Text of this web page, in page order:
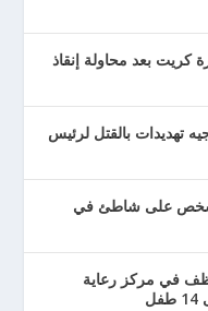
في جزيرة كريت بعد محاولة إنقاذ
تهديدات بالقتل لرئيس
بحر ملون يلسع أكثر من 100 شخص على شاطئ في
في مركز رعاية